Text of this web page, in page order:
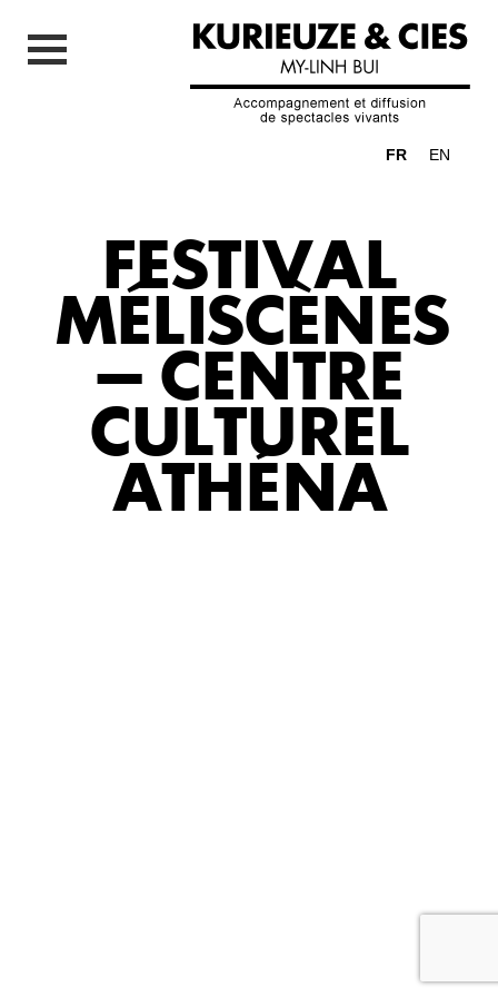
FR EN
FESTIVAL
MÉLISCÈNES
– CENTRE
CULTUREL
ATHÉNA